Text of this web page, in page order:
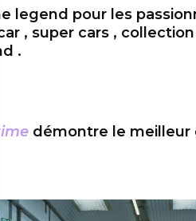
legend pour les
, super cars ,
.
démontre le meilleur